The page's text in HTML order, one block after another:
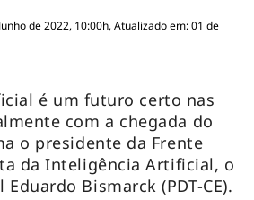
de 2022, 10:00h, Atualizado em: 01 de
é um futuro certo nas
com a chegada do
o presidente da Frente
da Inteligência Artificial, o
Bismarck (PDT-CE).